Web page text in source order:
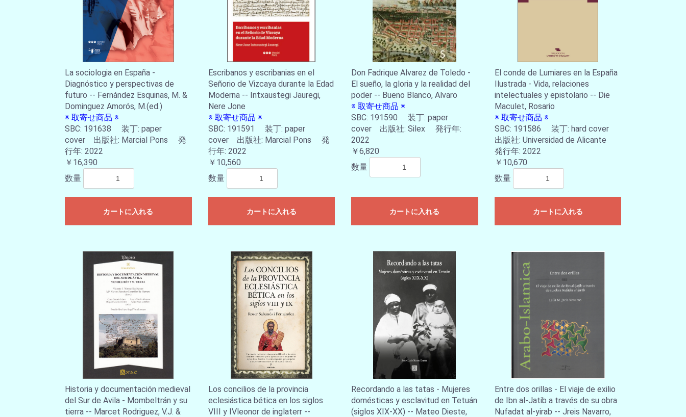
La sociologia en España -
Diagnóstico y perspectivas de
futuro -- Fernández Esquinas, M. &
Dominguez Amorós, M.(ed.)
※ 取寄せ商品 ※
SBC: 191638 装丁: paper
cover 出版社: Marcial Pons 発
行年: 2022
￥16,390
数量
カートに入れる
Escribanos y escribanias en el
Señorio de Vizcaya durante la Edad
Moderna -- Intxaustegi Jauregi,
Nere Jone
※ 取寄せ商品 ※
SBC: 191591 装丁: paper
cover 出版社: Marcial Pons 発
行年: 2022
￥10,560
数量
カートに入れる
Don Fadrique Alvarez de Toledo -
El sueño, la gloria y la realidad del
poder -- Bueno Blanco, Alvaro
※ 取寄せ商品 ※
SBC: 191590 装丁: paper
cover 出版社: Silex 発行年:
2022
￥6,820
数量
カートに入れる
El conde de Lumiares en la España
Ilustrada - Vida, relaciones
intelectuales y epistolario -- Die
Maculet, Rosario
※ 取寄せ商品 ※
SBC: 191586 装丁: hard cover
出版社: Universidad de Alicante
発行年: 2022
￥10,670
数量
カートに入れる
Historia y documentación medieval
del Sur de Avila - Mombeltrán y su
tierra -- Marcet Rodriguez, V.J. &
Los concilios de la provincia
eclesiástica bética en los siglos
VIII y IVleonor de inglaterr --
Recordando a las tatas - Mujeres
domésticas y esclavitud en Tetuán
(siglos XIX-XX) -- Mateo Dieste,
Entre dos orillas - El viaje de exilio
de Ibn al-Jatib a través de su obra
Nufadat al-yirab -- Jreis Navarro,
お買い物を続ける カートへ進む